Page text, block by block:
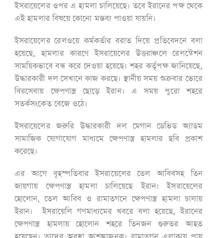
ইসরায়েলের ওপর এ হামলা চালিয়েছে। তবে ইরানের পক্ষ থেকে
এই হামলার বিষয়ে কোনো মন্তব্য পাওয়া যায়নি।
ইসরায়েলের রেলওয়ে কর্মকর্তার বরাত দিয়ে প্রতিবেদনে বলা
হয়েছে, হামলার কারণে ইসরায়েলের উত্তরাঞ্চলে রেলস্টেশন
সাময়িকভাবে বন্ধ করে দেওয়া হয়েছে। শহর কর্তৃপক্ষ জানিয়েছে,
উদ্ধারকারী দল সেখানে কাজ করছে। স্থানীয় সময় শুক্রবার ভোরে
বিরসেবায় ক্ষেপণাস্ত্র ছোড়ে ইরান। এ সময় পুরো শহরে
সতর্কসংকেত বেজে ওঠে।
ইসরায়েলের জরুরি উদ্ধারকারী দল মেগান ডেভিড অ্যাডম
সামাজিক যোগাযোগ মাধ্যমে ক্ষেপণাস্ত্র হামলার ছবি প্রকাশ
করেছে।
এর আগে বৃহস্পতিবার ইসরায়েলের তেল আবিবসহ তিন
জায়গায় ক্ষেপণাস্ত্র হামলা চালিয়েছে ইরান। ইসরায়েলের
হোলোন, তেল আবিব ও রামাতগনে ক্ষেপণাস্ত্র হামলা চালায়
ইরান। ইসরায়েলি গণমাধ্যমের খবরে বলা হয়েছে, ইরানের
ক্ষেপণাস্ত্র হামলায় হোলোন শহরে তিনজন গুরুতর আহত